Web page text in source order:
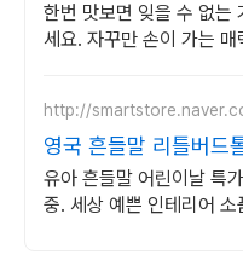
한번 맛보면 잊을 수 없는
세요. 자꾸만 손이 가는
http://
영국 흔들말 리틀버드
유아 흔들말 어린이날 특
중. 세상 예쁜 인테리어 소